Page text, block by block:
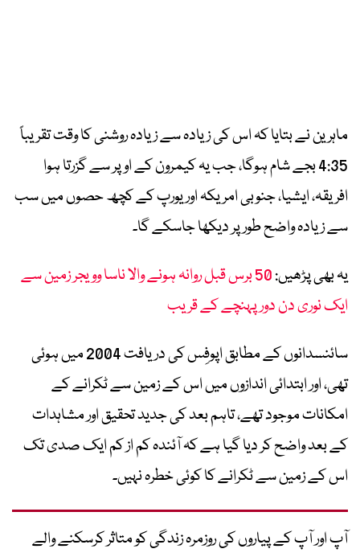
ماہرین نے بتایا کہ اس کی زیادہ سے زیادہ روشنی کا وقت تقریباً
4:35 بجے شام ہوگا، جب یہ کیمرون کے اوپر سے گزرتا ہوا
افریقہ، ایشیا، جنوبی امریکہ اور یورپ کے کچھ حصوں میں سب
سے زیادہ واضح طور پر دیکھا جاسکے گا۔
یہ بھی پڑھیں:
50 برس قبل روانہ ہونے والا ناسا وویجر زمین سے
ایک نوری دن دور پہنچے کے قریب
سائنسدانوں کے مطابق اپوفِس کی دریافت 2004 میں ہوئی
تھی، اور ابتدائی اندازوں میں اس کے زمین سے ٹکرانے کے
امکانات موجود تھے، تاہم بعد کی جدید تحقیق اور مشاہدات
کے بعد واضح کر دیا گیا ہے کہ آئندہ کم از کم ایک صدی تک
اس کے زمین سے ٹکرانے کا کوئی خطرہ نہیں۔
آپ اور آپ کے پیاروں کی روزمرہ زندگی کو متاثر کرسکنے والے